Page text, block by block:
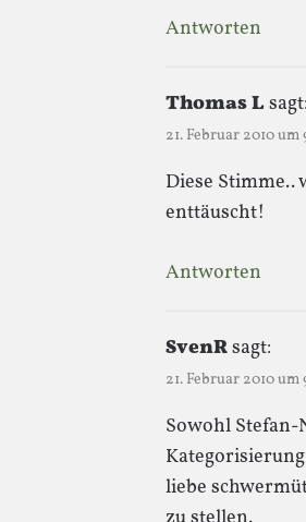
Antworten
Thomas Lsagt:
21. Februar 2010 um
Diese Stimme..
enttäuscht!
Antworten
SvenRsagt:
21. Februar 2010 um
Sowohl Stefan-
liebe